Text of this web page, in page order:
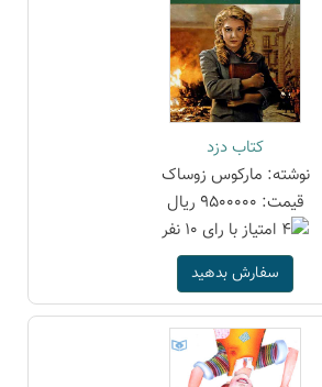
کتاب دزد
نوشته: مارکوس زوساک
قیمت: 9500000 ریال
سفارش بدهید